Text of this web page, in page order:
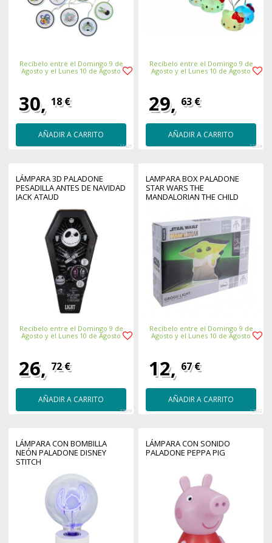
Recíbelo entre el Domingo 9 de
Agosto y el Lunes 10 de Agosto
30, 18 €
AÑADIR A CARRITO
11426
Recíbelo entre el Domingo 9 de
Agosto y el Lunes 10 de Agosto
29, 63 €
AÑADIR A CARRITO
12324
LÁMPARA 3D PALADONE
PESADILLA ANTES DE NAVIDAD
JACK ATAUD
Recíbelo entre el Domingo 9 de
Agosto y el Lunes 10 de Agosto
26, 72 €
AÑADIR A CARRITO
32069
LAMPARA BOX PALADONE
STAR WARS THE
MANDALORIAN THE CHILD
Recíbelo entre el Domingo 9 de
Agosto y el Lunes 10 de Agosto
12, 67 €
AÑADIR A CARRITO
12802
LÁMPARA CON BOMBILLA
NEÓN PALADONE DISNEY
STITCH
LÁMPARA CON SONIDO
PALADONE PEPPA PIG